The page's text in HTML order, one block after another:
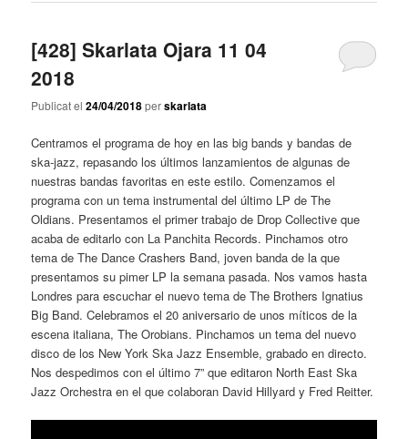
[428] Skarlata Ojara 11 04
2018
Publicat el24/04/2018perskarlata
Centramos el programa de hoy en las big bands y bandas de
ska-jazz, repasando los últimos lanzamientos de algunas de
nuestras bandas favoritas en este estilo. Comenzamos el
programa con un tema instrumental del último LP de The
Oldians. Presentamos el primer trabajo de Drop Collective que
acaba de editarlo con La Panchita Records. Pinchamos otro
tema de The Dance Crashers Band, joven banda de la que
presentamos su pimer LP la semana pasada. Nos vamos hasta
Londres para escuchar el nuevo tema de The Brothers Ignatius
Big Band. Celebramos el 20 aniversario de unos míticos de la
escena italiana, The Orobians. Pinchamos un tema del nuevo
disco de los New York Ska Jazz Ensemble, grabado en directo.
Nos despedimos con el último 7” que editaron North East Ska
Jazz Orchestra en el que colaboran David Hillyard y Fred Reitter.